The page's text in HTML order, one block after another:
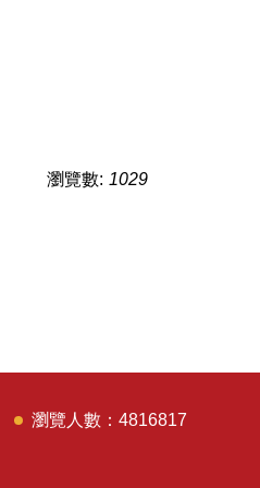
瀏覽數: 1029
4816817